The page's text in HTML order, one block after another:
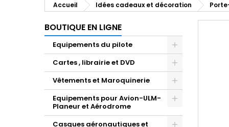
Accueil Idées cadeaux et décoration
BOUTIQUE EN LIGNE
Equipements du pilote
Cartes , librairie et DVD
Vêtements et Maroquinerie
Equipements pour Avion-ULM-
Planeur et Aérodrome
Casques aéronautiques et